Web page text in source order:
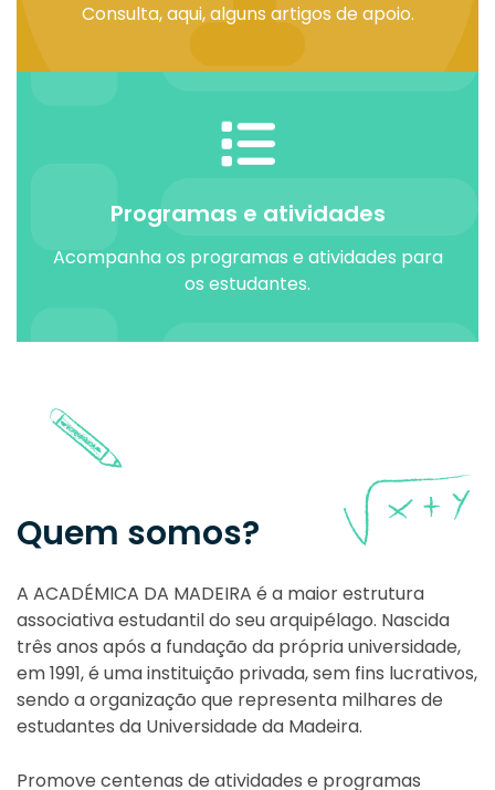
Consulta,aqui, alguns artigos de apoio.
Programas e atividades
Acompanha os programas e atividades para
os estudantes.
Quem somos?
A ACADÉMICA DA MADEIRA é a maior estrutura
associativa estudantil do seu arquipélago. Nascida
três anos após a fundação da própria universidade,
em 1991, é uma instituição privada, sem fins lucrativos,
sendo a organização que representa milhares de
estudantes da Universidade da Madeira.
Promove centenas de atividades e programas